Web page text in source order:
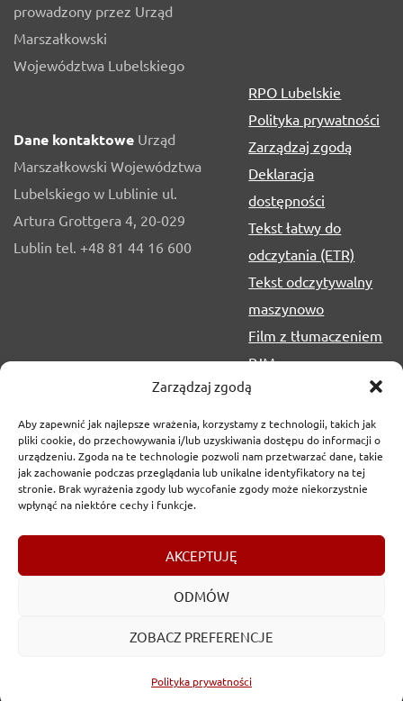
Zarządzaj zgodą
Aby zapewnić jak najlepsze wrażenia, korzystamy z technologii, takich jak
pliki cookie, do przechowywania i/lub uzyskiwania dostępu do informacji o
urządzeniu. Zgoda na te technologie pozwoli nam przetwarzać dane, takie
jak zachowanie podczas przeglądania lub unikalne identyfikatory na tej
stronie. Brak wyrażenia zgody lub wycofanie zgody może niekorzystnie
wpłynąć na niektóre cechy i funkcje.
AKCEPTUJĘ
ODMÓW
ZOBACZ PREFERENCJE
Polityka prywatności
prowadzony przez Urząd
Marszałkowski
Województwa Lubelskiego
Dane kontaktowe Urząd
Marszałkowski Województwa
Lubelskiego w Lublinie ul.
Artura Grottgera 4, 20-029
Lublin tel. +48 81 44 16 600
RPO Lubelskie
Polityka prywatności
Zarządzaj zgodą
Deklaracja
dostępności
Tekst łatwy do
odczytania (ETR)
Tekst odczytywalny
maszynowo
Film z tłumaczeniem
PJM
2017-2026 © Urząd Marszałkowski Województwa
Lubelskiego w Lublinie